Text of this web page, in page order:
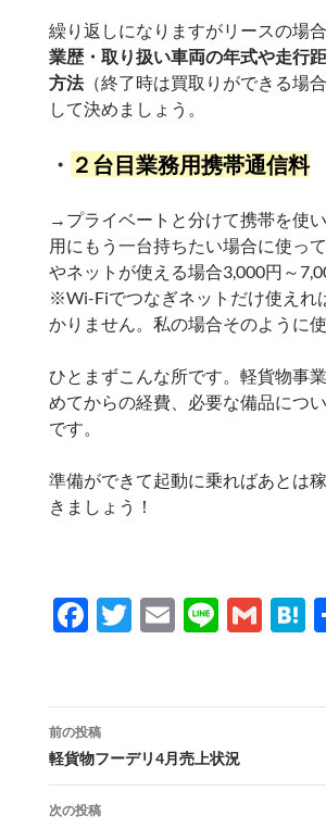
繰り返しになりますがリースの場
業歴・取り扱い車両の年式や走行
方法（終了時は買取りができる場
して決めましょう。
・ ２台目業務用携帯通信料
→プライベートと分けて携帯を使
用にもう一台持ちたい場合に使っ
やネットが使える場合3,000円～
※Wi-Fiでつなぎネットだけ使えれ
かりません。私の場合そのように
ひとまずこんな所です。軽貨物事
めてからの経費、必要な備品につ
です。
準備ができて起動に乗ればあとは
きましょう！
F
b
o
o
T
er
E
Li
G
n
投
稿
ナ
前の投稿
軽貨物フーデリ4月売上状況
次の投稿